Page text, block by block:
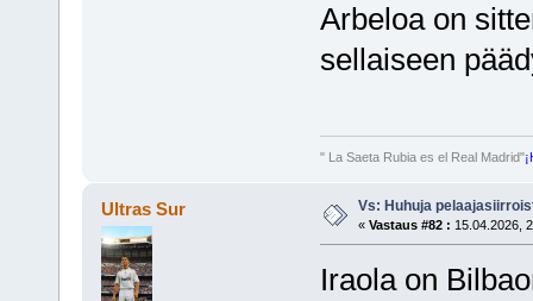
Arbeloa on
sellaiseen
" La Saeta Rubia es el Real Madrid"
Ultras Sur Vs: Huhuja
« Vastaus #82 : 15.04.2026,
Iraola on